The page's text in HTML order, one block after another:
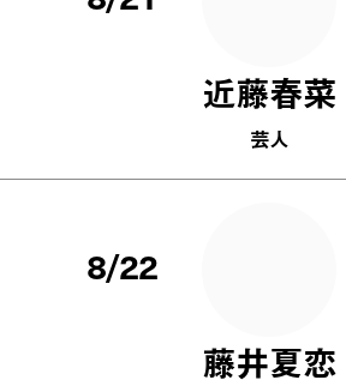
近藤春菜
芸人
8/22
藤井夏恋